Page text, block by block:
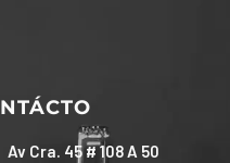
Av Cra. 45 # 108 A 50